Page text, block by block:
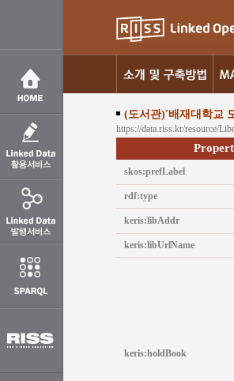
(도서관)'배재대학교
https://data.riss.kr/resource/
skos:prefLabel
rdf:type
keris:libAddr
keris:libUrlName
keris:holdBook